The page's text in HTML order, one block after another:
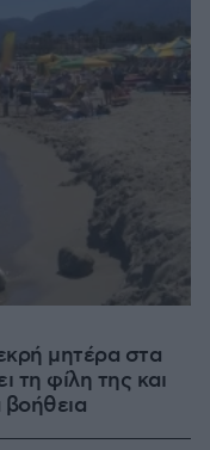
μητέρα στα
τη φίλη της και
βοήθεια